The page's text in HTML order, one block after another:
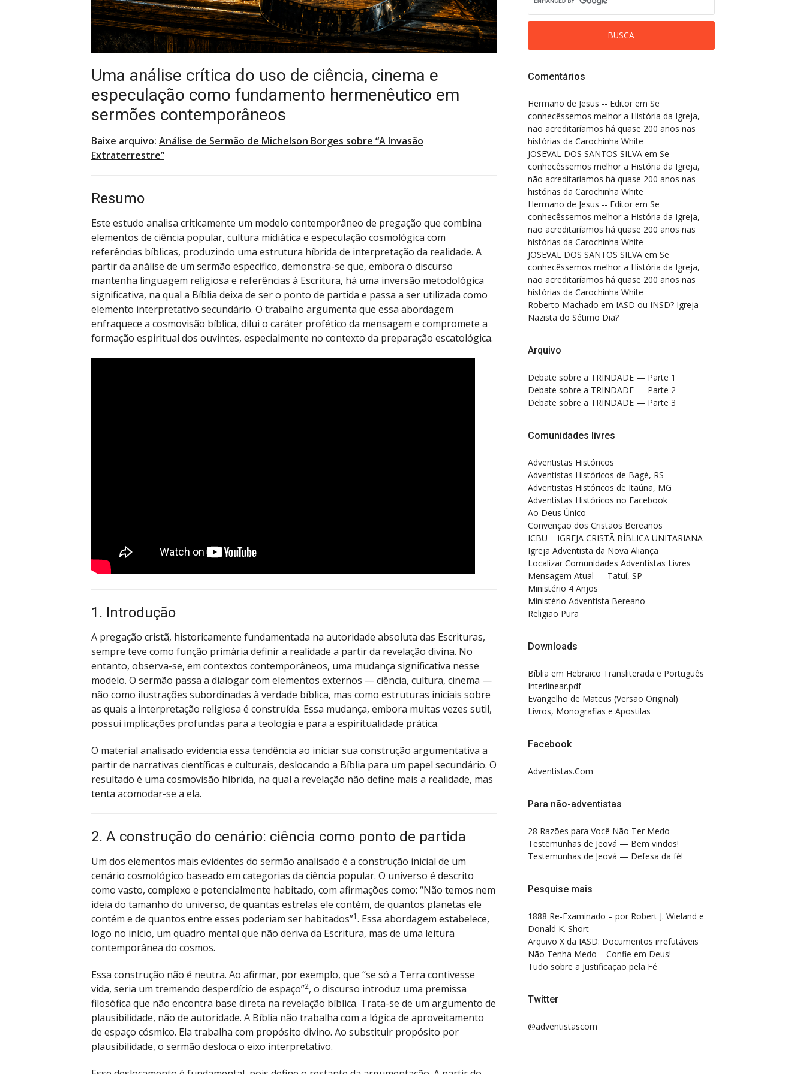
Uma análise crítica do uso de ciência, cinema e
especulação como fundamento hermenêutico em
sermões contemporâneos
Baixe arquivo: Análise de Sermão de Michelson Borges sobre “A Invasão
Extraterrestre”
Resumo
Este estudo analisa criticamente um modelo contemporâneo de pregação que combina
elementos de ciência popular, cultura midiática e especulação cosmológica com
referências bíblicas, produzindo uma estrutura híbrida de interpretação da realidade. A
partir da análise de um sermão específico, demonstra-se que, embora o discurso
mantenha linguagem religiosa e referências à Escritura, há uma inversão metodológica
significativa, na qual a Bíblia deixa de ser o ponto de partida e passa a ser utilizada como
elemento interpretativo secundário. O trabalho argumenta que essa abordagem
enfraquece a cosmovisão bíblica, dilui o caráter profético da mensagem e compromete a
formação espiritual dos ouvintes, especialmente no contexto da preparação escatológica.
1. Introdução
A pregação cristã, historicamente fundamentada na autoridade absoluta das Escrituras,
sempre teve como função primária definir a realidade a partir da revelação divina. No
entanto, observa-se, em contextos contemporâneos, uma mudança significativa nesse
modelo. O sermão passa a dialogar com elementos externos — ciência, cultura, cinema —
não como ilustrações subordinadas à verdade bíblica, mas como estruturas iniciais sobre
as quais a interpretação religiosa é construída. Essa mudança, embora muitas vezes sutil,
possui implicações profundas para a teologia e para a espiritualidade prática.
O material analisado evidencia essa tendência ao iniciar sua construção argumentativa a
partir de narrativas científicas e culturais, deslocando a Bíblia para um papel secundário. O
resultado é uma cosmovisão híbrida, na qual a revelação não define mais a realidade, mas
tenta acomodar-se a ela.
2. A construção do cenário: ciência como ponto de partida
Um dos elementos mais evidentes do sermão analisado é a construção inicial de um
cenário cosmológico baseado em categorias da ciência popular. O universo é descrito
como vasto, complexo e potencialmente habitado, com afirmações como: “Não temos nem
ideia do tamanho do universo, de quantas estrelas ele contém, de quantos planetas ele
contém e de quantos entre esses poderiam ser habitados”1. Essa abordagem estabelece,
logo no início, um quadro mental que não deriva da Escritura, mas de uma leitura
contemporânea do cosmos.
Essa construção não é neutra. Ao afirmar, por exemplo, que “se só a Terra contivesse
vida, seria um tremendo desperdício de espaço”2, o discurso introduz uma premissa
filosófica que não encontra base direta na revelação bíblica. Trata-se de um argumento de
plausibilidade, não de autoridade. A Bíblia não trabalha com a lógica de aproveitamento
de espaço cósmico. Ela trabalha com propósito divino. Ao substituir propósito por
plausibilidade, o sermão desloca o eixo interpretativo.
Comentários
Hermano de Jesus -- Editor em Se
conhecêssemos melhor a História da Igreja,
não acreditaríamos há quase 200 anos nas
histórias da Carochinha White
JOSEVAL DOS SANTOS SILVA em Se
conhecêssemos melhor a História da Igreja,
não acreditaríamos há quase 200 anos nas
histórias da Carochinha White
Hermano de Jesus -- Editor em Se
conhecêssemos melhor a História da Igreja,
não acreditaríamos há quase 200 anos nas
histórias da Carochinha White
JOSEVAL DOS SANTOS SILVA em Se
conhecêssemos melhor a História da Igreja,
não acreditaríamos há quase 200 anos nas
histórias da Carochinha White
Roberto Machado em IASD ou INSD? Igreja
Nazista do Sétimo Dia?
Arquivo
Debate sobre a TRINDADE — Parte 1
Debate sobre a TRINDADE — Parte 2
Debate sobre a TRINDADE — Parte 3
Comunidades livres
Adventistas Históricos
Adventistas Históricos de Bagé, RS
Adventistas Históricos de Itaúna, MG
Adventistas Históricos no Facebook
Ao Deus Único
Convenção dos Cristãos Bereanos
ICBU – IGREJA CRISTÃ BÍBLICA UNITARIANA
Igreja Adventista da Nova Aliança
Localizar Comunidades Adventistas Livres
Mensagem Atual — Tatuí, SP
Ministério 4 Anjos
Ministério Adventista Bereano
Religião Pura
Downloads
Bíblia em Hebraico Transliterada e Português
Interlinear.pdf
Evangelho de Mateus (Versão Original)
Livros, Monografias e Apostilas
Facebook
Adventistas.Com
Para não-adventistas
28 Razões para Você Não Ter Medo
Testemunhas de Jeová — Bem vindos!
Testemunhas de Jeová — Defesa da fé!
Pesquise mais
1888 Re-Examinado – por Robert J. Wieland e
Donald K. Short
Arquivo X da IASD: Documentos irrefutáveis
Não Tenha Medo – Confie em Deus!
Tudo sobre a Justificação pela Fé
Twitter
@adventistascom